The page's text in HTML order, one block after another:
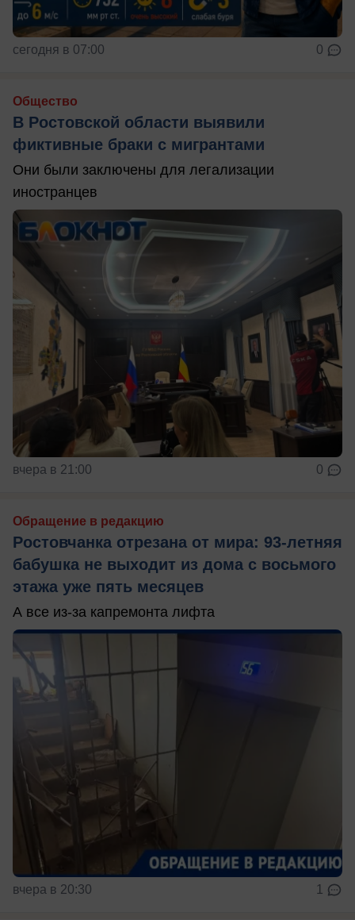
сегодня в 07:00 0
Общество
В Ростовской области выявили
фиктивные браки с мигрантами
Они были заключены для легализации
иностранцев
вчера в 21:00 0
Обращение в редакцию
Ростовчанка отрезана от мира: 93-летняя
бабушка не выходит из дома с восьмого
этажа уже пять месяцев
А все из-за капремонта лифта
вчера в 20:30 1